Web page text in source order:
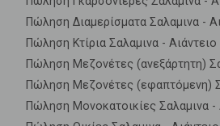
Πώληση Διαμερίσματα Σαλαμινα -
Πώληση Κτίρια Σαλαμινα - Αιάντειο
Πώληση Μεζονέτες (ανεξάρτητη)
Πώληση Μεζονέτες (εφαπτόμενη)
Πώληση Μονοκατοικίες Σαλαμινα -